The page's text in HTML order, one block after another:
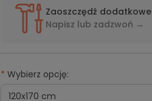
Zaoszczędź dodatkowe
Napisz lub zadzwoń →
* Wybierz opcję: